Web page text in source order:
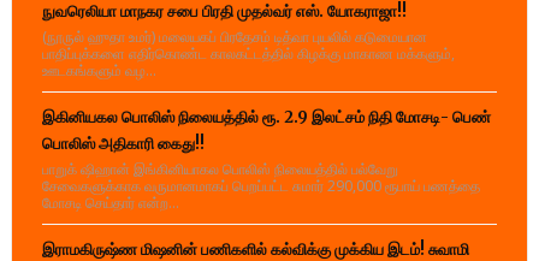
நுவரெலியா மாநகர சபை பிரதி முதல்வர் எஸ். யோகராஜா!!
(நூருல் ஹுதா உமர்) மலையகப் பிரதேசம் டித்வா புயலில் கடுமையான
பாதிப்புக்களை எதிர்கொண்ட காலகட்டத்தில் கிழக்கு மாகாண மக்களும்,
ஊடகங்களும் வழ...
இகினியகல பொலிஸ் நிலையத்தில் ரூ. 2.9 இலட்சம் நிதி மோசடி- பெண்
பொலிஸ் அதிகாரி கைது!!
பாறுக் ஷிஹான் இங்கினியாகல பொலிஸ் நிலையத்தில் பல்வேறு
சேவைகளுக்காக வருமானமாகப் பெறப்பட்ட சுமார் 290,000 ரூபாய் பணத்தை
மோசடி செய்தார் என்ற...
இராமகிருஷ்ண மிஷனின் பணிகளில் கல்விக்கு முக்கிய இடம்! சுவாமி